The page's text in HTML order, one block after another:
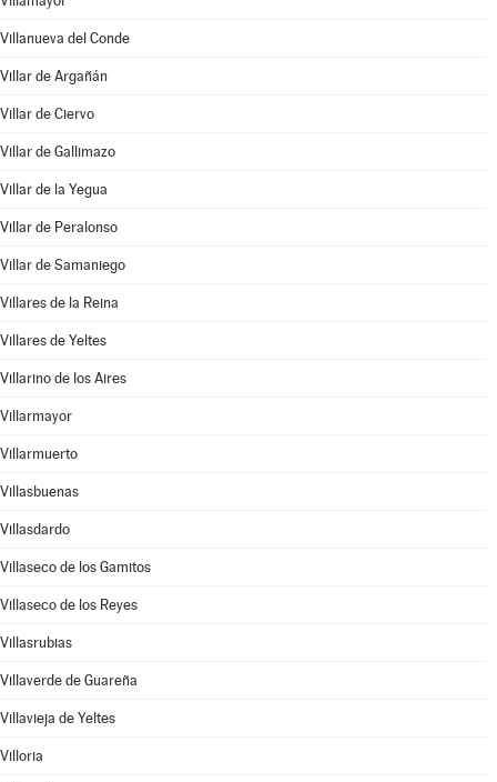
Villanueva del Conde
Villar de Argañán
Villar de Ciervo
Villar de Gallimazo
Villar de la Yegua
Villar de Peralonso
Villar de Samaniego
Villares de la Reina
Villares de Yeltes
Villarino de los Aires
Villarmayor
Villarmuerto
Villasbuenas
Villasdardo
Villaseco de los Gamitos
Villaseco de los Reyes
Villasrubias
Villaverde de Guareña
Villavieja de Yeltes
Villoria